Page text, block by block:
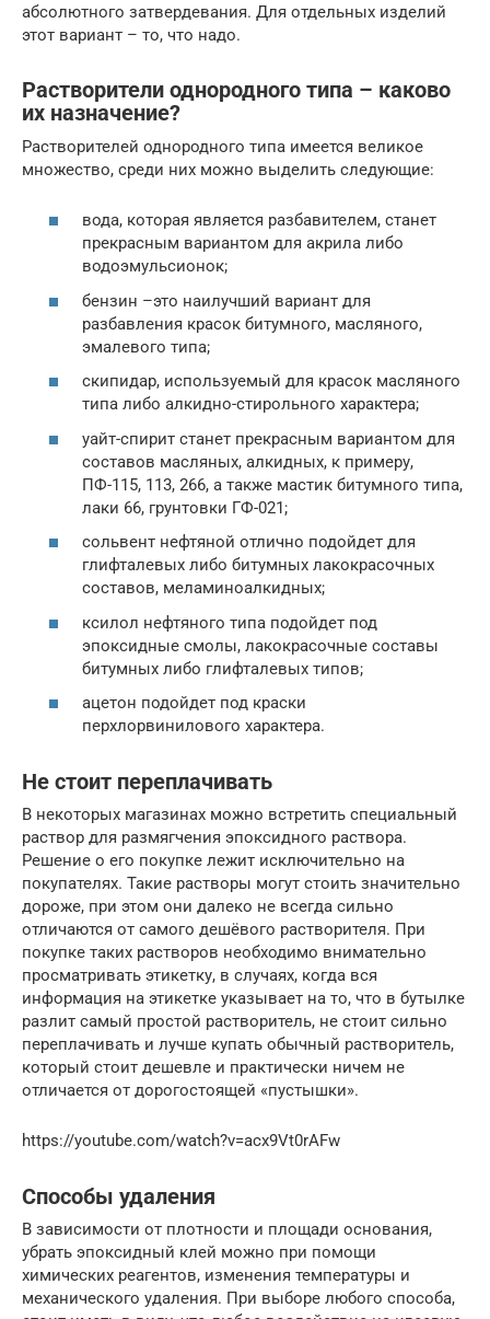
абсолютного затвердевания. Для отдельных изделий
этот вариант – то, что надо.
Растворители однородного типа – каково
их назначение?
Растворителей однородного типа имеется великое
множество, среди них можно выделить следующие:
вода, которая является разбавителем, станет
прекрасным вариантом для акрила либо
водоэмульсионок;
бензин –это наилучший вариант для
разбавления красок битумного, масляного,
эмалевого типа;
скипидар, используемый для красок масляного
типа либо алкидно-стирольного характера;
уайт-спирит станет прекрасным вариантом для
составов масляных, алкидных, к примеру,
ПФ-115, 113, 266, а также мастик битумного типа,
лаки 66, грунтовки ГФ-021;
сольвент нефтяной отлично подойдет для
глифталевых либо битумных лакокрасочных
составов, меламиноалкидных;
ксилол нефтяного типа подойдет под
эпоксидные смолы, лакокрасочные составы
битумных либо глифталевых типов;
ацетон подойдет под краски
перхлорвинилового характера.
Не стоит переплачивать
В некоторых магазинах можно встретить специальный
раствор для размягчения эпоксидного раствора.
Решение о его покупке лежит исключительно на
покупателях. Такие растворы могут стоить значительно
дороже, при этом они далеко не всегда сильно
отличаются от самого дешёвого растворителя. При
покупке таких растворов необходимо внимательно
просматривать этикетку, в случаях, когда вся
информация на этикетке указывает на то, что в бутылке
разлит самый простой растворитель, не стоит сильно
переплачивать и лучше купать обычный растворитель,
который стоит дешевле и практически ничем не
отличается от дорогостоящей «пустышки».
https://youtube.com/watch?v=acx9Vt0rAFw
Способы удаления
В зависимости от плотности и площади основания,
убрать эпоксидный клей можно при помощи
химических реагентов, изменения температуры и
механического удаления. При выборе любого способа,